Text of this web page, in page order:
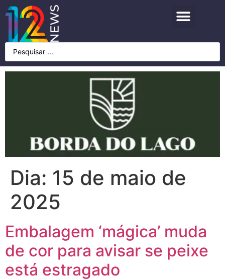
Dia: 15 de maio de
2025
Embalagem ‘mágica’ muda
de cor para avisar se peixe
está estragado